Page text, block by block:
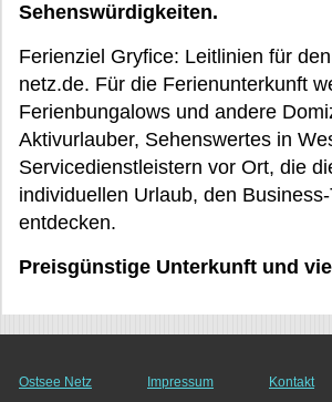
Sehenswürdigkeiten.
Ferienziel Gryfice: Leitlinien für
netz.de. Für die Ferienunterkunft
Ferienbungalows und andere
Aktivurlauber, Sehenswertes in
Servicedienstleistern vor Ort, die
individuellen Urlaub, den
entdecken.
Preisgünstige Unterkunft und
Ostsee Netz Impressum Kontakt